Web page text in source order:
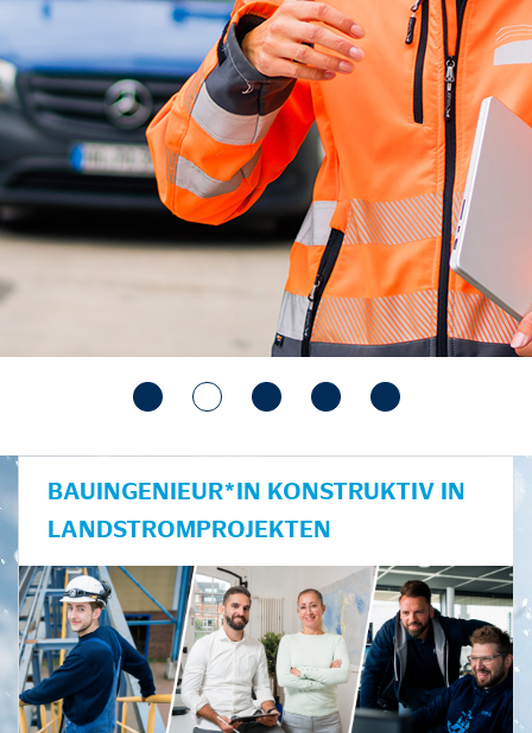
BAUINGENIEUR*IN KONSTRUKTIV IN
LANDSTROMPROJEKTEN